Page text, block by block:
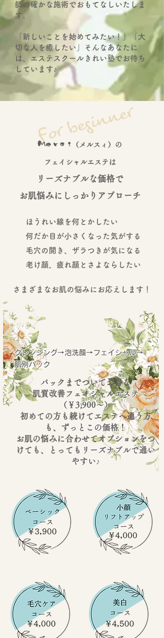
師の確かな施術でおもてなしいたしま
す。
「新しいことを始めてみたい！」「大
切な人を癒したい」そんなあなたに
は、エステスクールきれい塾でお待ち
しています♪
ほうれい線を何とかしたい
何だか目が小さくなった気がする
​毛穴の開き、ザラつきが気になる
​老け顔、疲れ顔とさよならしたい
さまざまなお肌の悩みにお応えします！
パッ クまでついてお得な
肌質改善フェイシャルエステ
（￥3,900～）
初めての方も続けてエステへ通う方
も、 ずっとこの価格！
お肌の悩みに合わせてオプションをつ
けても、とっても リーズナブルで通い
やすい♪
クレンジング→泡洗顔→フェイシャル→
肌別パック
肌質改善フェイシャルエス
テ ￥3,900～（税込）
Ｍｅｒｃｉ （メルスィ） の
フェイシャルエステは
​ リーズナブルな価格で
お肌悩みにしっかりアプローチ